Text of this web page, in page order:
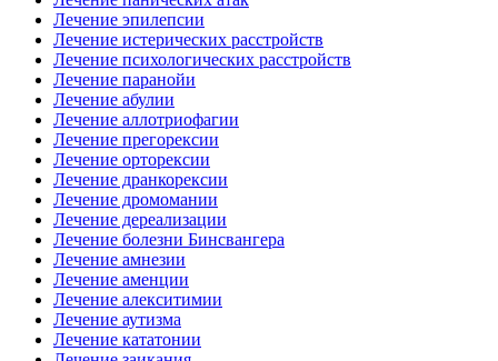
Лечение эпилепсии
Лечение истерических расстройств
Лечение психологических расстройств
Лечение паранойи
Лечение абулии
Лечение аллотриофагии
Лечение прегорексии
Лечение орторексии
Лечение дранкорексии
Лечение дромомании
Лечение дереализации
Лечение болезни Бинсвангера
Лечение амнезии
Лечение аменции
Лечение алекситимии
Лечение аутизма
Лечение кататонии